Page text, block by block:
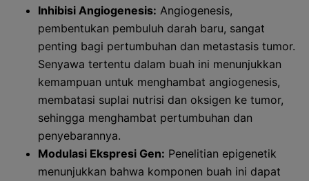
Inhibisi Angiogenesis: Angiogenesis,
pembentukan pembuluh darah baru, sangat
penting bagi pertumbuhan dan metastasis tumor.
Senyawa tertentu dalam buah ini menunjukkan
kemampuan untuk menghambat angiogenesis,
membatasi suplai nutrisi dan oksigen ke tumor,
sehingga menghambat pertumbuhan dan
penyebarannya.
Modulasi Ekspresi Gen: Penelitian epigenetik
menunjukkan bahwa komponen buah ini dapat